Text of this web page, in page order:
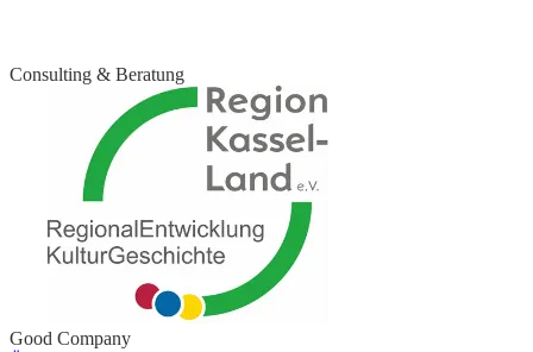
Consulting & Beratung
Good Company